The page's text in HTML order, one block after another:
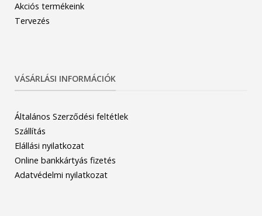
Akciós termékeink
Tervezés
VÁSÁRLÁSI INFORMÁCIÓK
Általános Szerződési feltétlek
Szállítás
Elállási nyilatkozat
Online bankkártyás fizetés
Adatvédelmi nyilatkozat